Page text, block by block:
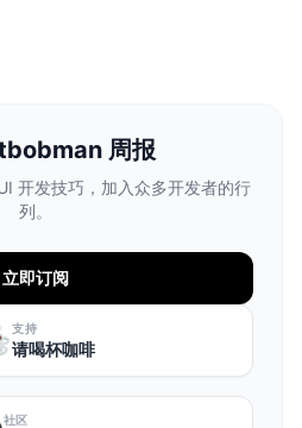
周报
开发技巧，加入众多开发者的行
列。
立即订阅
支持
请喝杯咖啡
社区